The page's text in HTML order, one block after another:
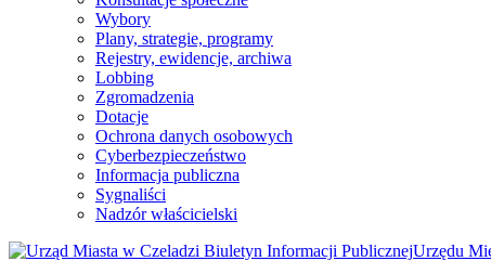
Wybory
Plany, strategie, programy
Rejestry, ewidencje, archiwa
Lobbing
Zgromadzenia
Dotacje
Ochrona danych osobowych
Cyberbezpieczeństwo
Informacja publiczna
Sygnaliści
Nadzór właścicielski
Biuletyn Informacji PublicznejUrzędu